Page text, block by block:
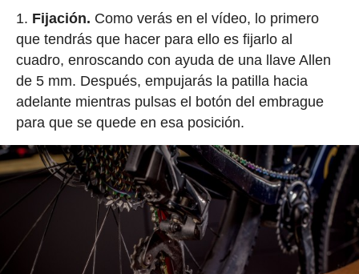
Fijación. Como verás en el vídeo, lo primero
que tendrás que hacer para ello es fijarlo al
cuadro, enroscando con ayuda de una llave Allen
de 5 mm. Después, empujarás la patilla hacia
adelante mientras pulsas el botón del embrague
para que se quede en esa posición.